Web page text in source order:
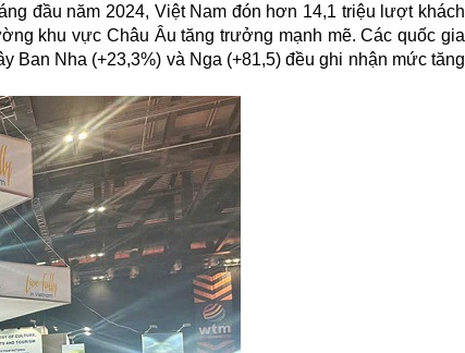
đầu năm 2024, Việt Nam đón hơn 14,1 triệu lượt khách
khu vực Châu Âu tăng trưởng mạnh mẽ. Các quốc gia
Ban Nha (+23,3%) và Nga (+81,5) đều ghi nhận mức tăng